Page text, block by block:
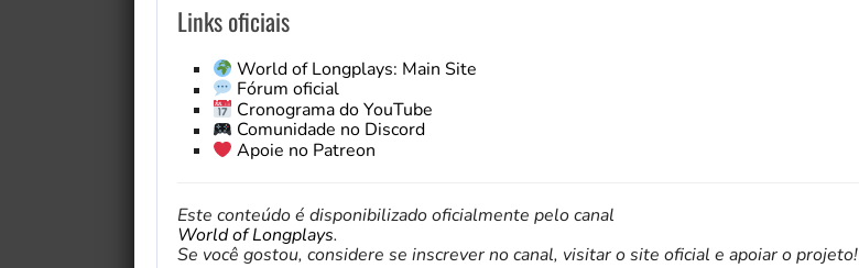
Links oficiais
World of Longplays: Main Site
Fórum oficial
Cronograma do YouTube
Comunidade no Discord
Apoie no Patreon
Este conteúdo é disponibilizado oficialmente pelo canal
World of Longplays.
Se você gostou, considere se inscrever no canal, visitar o site oficial e apoiar o projeto!